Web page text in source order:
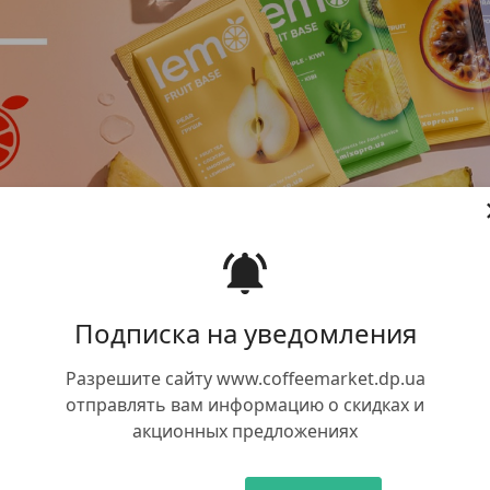
Подписка на уведомления
Разрешите сайту www.coffeemarket.dp.ua
отправлять вам информацию о скидках и
акционных предложениях